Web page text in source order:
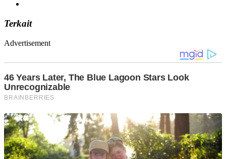
Terkait
Advertisement